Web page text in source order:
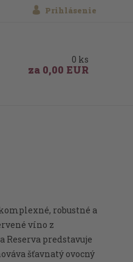
Prihlásenie
0 ks
za0,00 EUR
robustné a
víno z
Reserva predstavuje
šťavnatý ovocný